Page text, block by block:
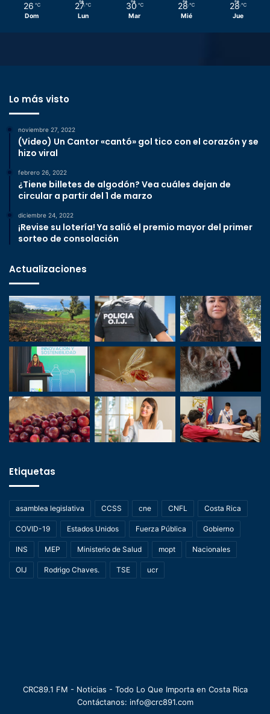
26 ℃
Dom
27 ℃
Lun
30 ℃
Mar
28 ℃
Mié
28 ℃
Jue
Lo más visto
noviembre 27, 2022
(Video) Un Cantor «cantó» gol tico con el corazón y se
hizo viral
febrero 26, 2022
¿Tiene billetes de algodón? Vea cuáles dejan de
circular a partir del 1 de marzo
diciembre 24, 2022
¡Revise su lotería! Ya salió el premio mayor del primer
sorteo de consolación
Actualizaciones
Etiquetas
asamblea legislativa CCSS cne CNFL Costa Rica
COVID-19 Estados Unidos Fuerza Pública Gobierno
INS MEP Ministerio de Salud mopt Nacionales
OIJ Rodrigo Chaves. TSE ucr
CRC89.1 FM - Noticias - Todo Lo Que Importa en Costa Rica
Contáctanos: info@crc891.com